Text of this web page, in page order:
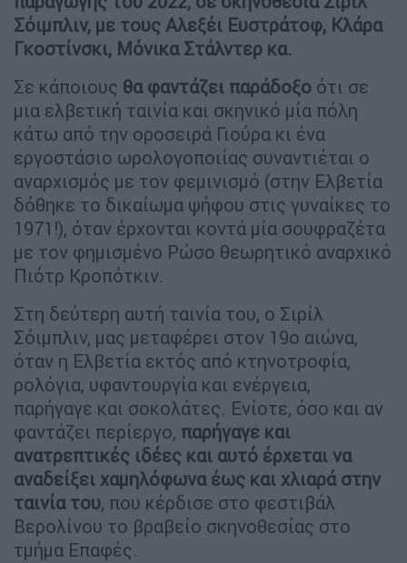
Σόιμπλιν, με τους Αλεξέι Ευστράτοφ, Κλάρα
Γκοστίνσκι, Μόνικα Στάλντερ κα.
Σε κάποιους θα φαντάζει παράδοξο ότι σε
μια ελβετική ταινία και σκηνικό μία πόλη
κάτω από την οροσειρά Γιούρα κι ένα
εργοστάσιο ωρολογοποιίας συναντιέται ο
αναρχισμός με τον φεμινισμό (στην Ελβετία
δόθηκε το δικαίωμα ψήφου στις γυναίκες το
1971!), όταν έρχονται κοντά μία σουφραζέτα
με τον φημισμένο Ρώσο θεωρητικό αναρχικό
Πιότρ Κροπότκιν.
Στη δεύτερη αυτή ταινία του, ο Σιρίλ
Σόιμπλιν, μας μεταφέρει στον 19ο αιώνα,
όταν η Ελβετία εκτός από κτηνοτροφία,
ρολόγια, υφαντουργία και ενέργεια,
παρήγαγε και σοκολάτες. Ενίοτε, όσο και αν
φαντάζει περίεργο, παρήγαγε και
ανατρεπτικές ιδέες και αυτό έρχεται να
αναδείξει χαμηλόφωνα έως και χλιαρά στην
ταινία του, που κέρδισε στο φεστιβάλ
Βερολίνου το βραβείο σκηνοθεσίας στο
τμήμα Επαφές.